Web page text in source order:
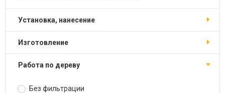
установка, нанесение
изготовление
работа по дереву
Без фильтрации